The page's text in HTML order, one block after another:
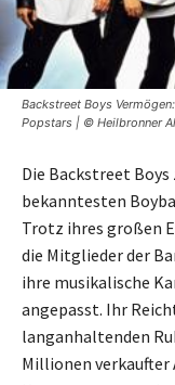
Backstreet Boys
Popstars | © Heilbronner
Die Backstreet Boys
bekanntesten
Trotz ihres großen
die Mitglieder der
ihre musikalische
angepasst. Ihr
langanhaltenden
Millionen verkaufter